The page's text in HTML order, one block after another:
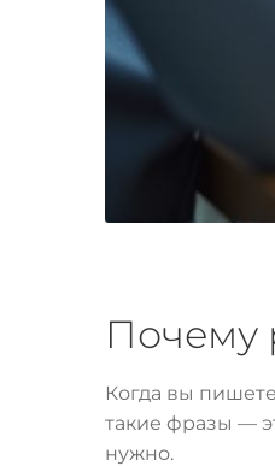
Почему
Когда вы
такие фразы —
нужно.